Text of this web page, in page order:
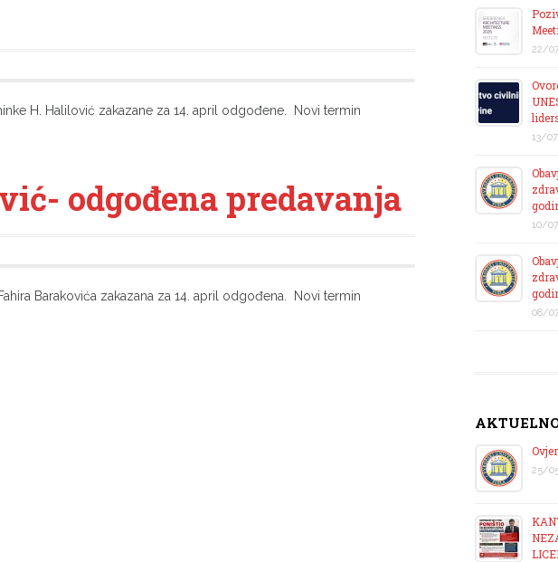
H. Halilović zakazane za 14. april odgođene. Novi termin
odgođena predavanja
Barakovića zakazana za 14. april odgođena. Novi termin
22/
13/
10/
08/
25/